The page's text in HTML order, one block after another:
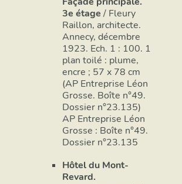
3e étage / Fleury
Raillon, architecte.
Annecy, décembre
1923. Ech. 1 : 100. 1
plan toilé : plume,
encre ; 57 x 78 cm
(AP Entreprise Léon
Grosse. Boîte n°49.
Dossier n°23.135)
AP Entreprise Léon
Grosse : Boîte n°49.
Dossier n°23.135
Hôtel du Mont-
Revard.